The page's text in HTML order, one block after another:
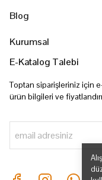
Blog
Kurumsal
E-Katalog Talebi
Toptan siparişleriniz için
ürün bilgileri ve